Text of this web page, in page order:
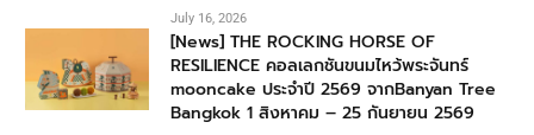
July 16, 2026
[News] THE ROCKING HORSE OF
RESILIENCE คอลเลกชันขนมไหว้พระจันทร์
mooncake ประจำปี 2569 จากBanyan Tree
Bangkok 1 สิงหาคม – 25 กันยายน 2569